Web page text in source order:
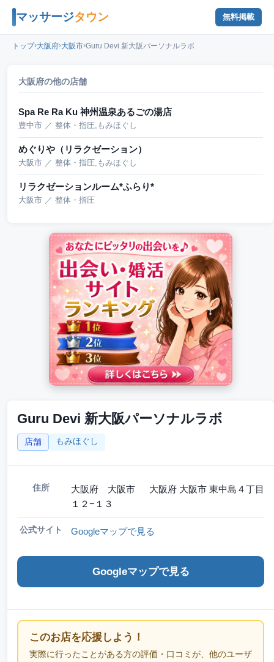
マッサージタウン 無料掲載
トップ›大阪府›大阪市›Guru Devi 新大阪パーソナルラボ
Guru Devi 新大阪パーソナルラボ
店舗 もみほぐし
住所
大阪府 大阪市 大阪府 大阪市 東中島４丁目
１２−１３
公式サイト Googleマップで見る
Googleマップで見る
このお店を応援しよう！
実際に行ったことがある方の評価・口コミが、他のユーザ
大阪府の他の店舗
Spa Re Ra Ku 神州温泉あるごの湯店
豊中市 ／ 整体・指圧,もみほぐし
めぐりや（リラクゼーション）
大阪市 ／ 整体・指圧,もみほぐし
リラクゼーションルーム*ふらり*
大阪市 ／ 整体・指圧